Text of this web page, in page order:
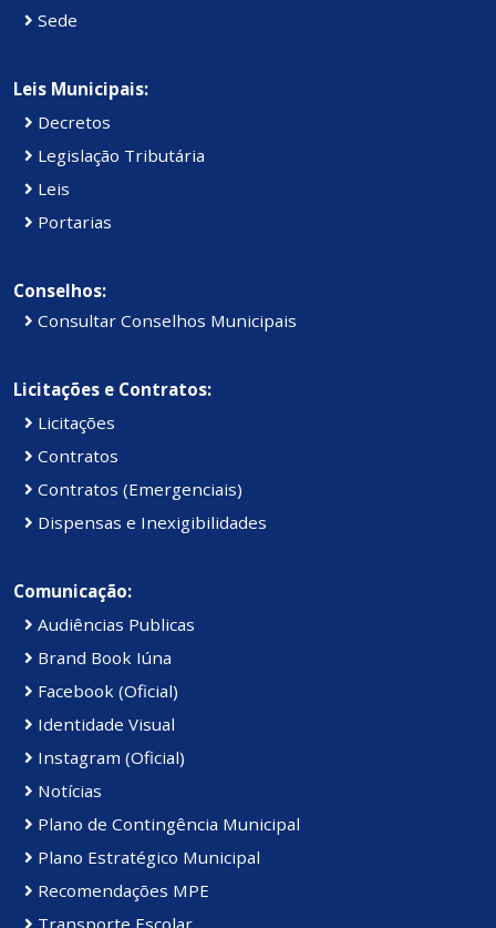
Sede
Leis Municipais:
Decretos
Legislação Tributária
Leis
Portarias
Conselhos:
Consultar Conselhos Municipais
Licitações e Contratos:
Licitações
Contratos
Contratos (Emergenciais)
Dispensas e Inexigibilidades
Comunicação:
Audiências Publicas
Brand Book Iúna
Facebook (Oficial)
Identidade Visual
Instagram (Oficial)
Notícias
Plano de Contingência Municipal
Plano Estratégico Municipal
Recomendações MPE